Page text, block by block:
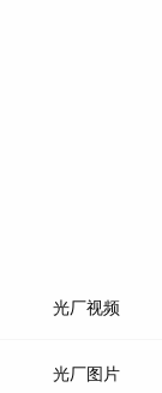
光厂视频
上传视频
光厂图片